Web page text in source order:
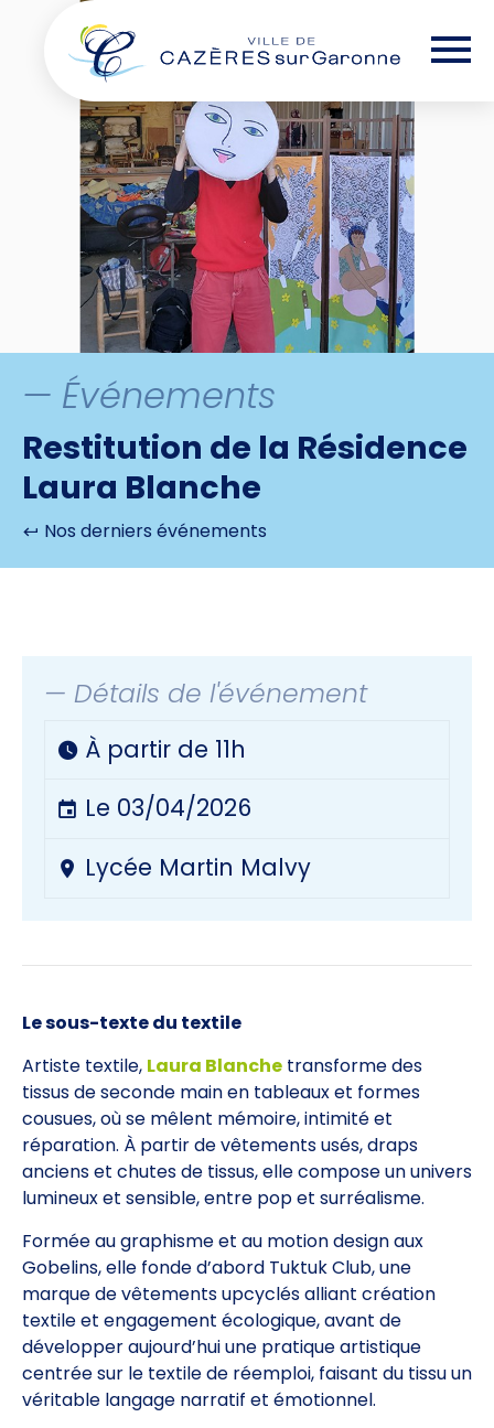
— Événements
Restitution de la Résidence
Laura Blanche
Nos derniers événements
— Détails de l'événement
À partir de 11h
Le 03/04/2026
Lycée Martin Malvy
Le sous-texte du textile
Artiste textile, Laura Blanche transforme des
tissus de seconde main en tableaux et formes
cousues, où se mêlent mémoire, intimité et
réparation. À partir de vêtements usés, draps
anciens et chutes de tissus, elle compose un univers
lumineux et sensible, entre pop et surréalisme.
Formée au graphisme et au motion design aux
Gobelins, elle fonde d’abord Tuktuk Club, une
marque de vêtements upcyclés alliant création
textile et engagement écologique, avant de
développer aujourd’hui une pratique artistique
centrée sur le textile de réemploi, faisant du tissu un
véritable langage narratif et émotionnel.